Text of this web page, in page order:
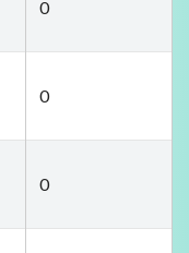
0
0
0